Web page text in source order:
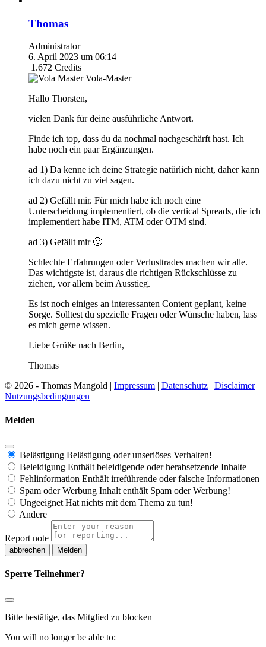
Thomas
Administrator
6. April 2023 um 06:14
1.672 Credits
Vola-Master
Hallo Thorsten,
vielen Dank für deine ausführliche Antwort.
Finde ich top, dass du da nochmal nachgeschärft hast. Ich
habe noch ein paar Ergänzungen.
ad 1) Da kenne ich deine Strategie natürlich nicht, daher kann
ich dazu nicht zu viel sagen.
ad 2) Gefällt mir. Für mich habe ich noch eine
Unterscheidung implementiert, ob die vertical Spreads, die ich
implementiert habe ITM, ATM oder OTM sind.
ad 3) Gefällt mir 🙂
Schlechte Erfahrungen oder Verlusttrades machen wir alle.
Das wichtigste ist, daraus die richtigen Rückschlüsse zu
ziehen, vor allem beim Ausstieg.
Es ist noch einiges an interessanten Content geplant, keine
Sorge. Solltest du spezielle Fragen oder Wünsche haben, lass
es mich gerne wissen.
Liebe Grüße nach Berlin,
Thomas
© 2026 - Thomas Mangold | Impressum | Datenschutz | Disclaimer|
Nutzungsbedingungen
Melden
Belästigung Belästigung oder unseriöses Verhalten!
Beleidigung Enthält beleidigende oder herabsetzende Inhalte
Fehlinformation Enthält irreführende oder falsche Informationen
Spam oder Werbung Inhalt enthält Spam oder Werbung!
Ungeeignet Hat nichts mit dem Thema zu tun!
Andere
Report note
Melden
Sperre Teilnehmer?
Bitte bestätige, das Mitglied zu blocken
You will no longer be able to: